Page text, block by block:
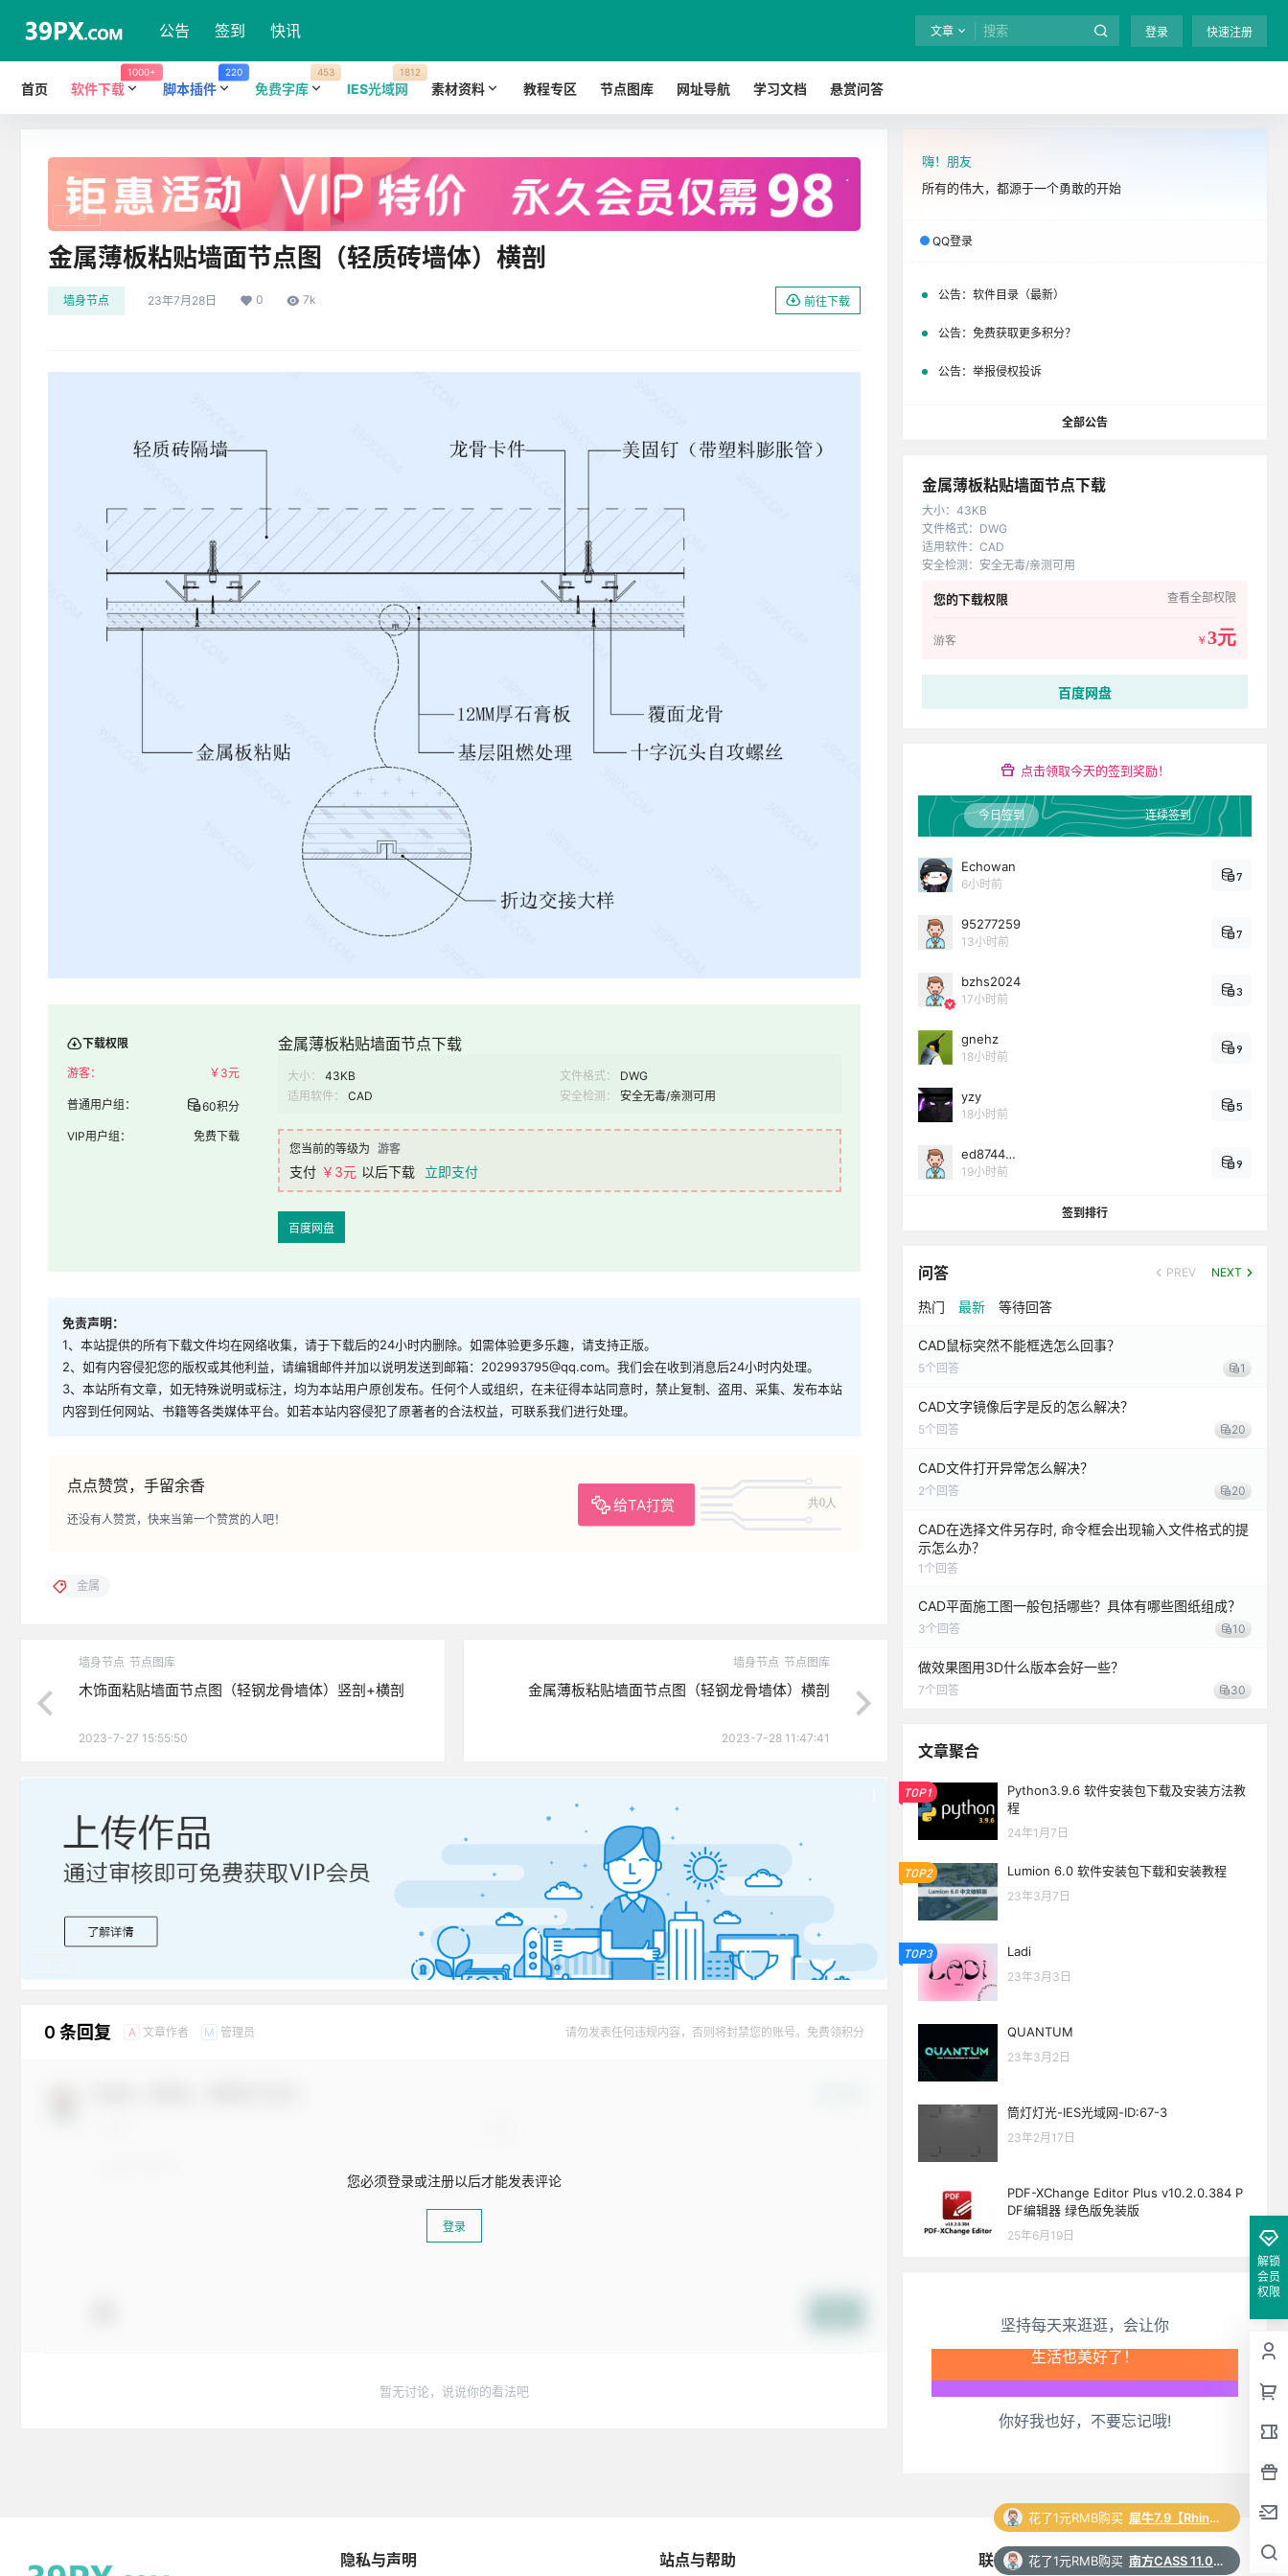
公告 签到 快讯 文章 登录 快速注册
首页 软件下载
1000+
脚本插件
220
免费字库
453
IES光域网
1812
素材资料 教程专区 节点图库 网址导航 学习文档 悬赏问答
. 全站终身免费下载！ 立即开通
广告
金属薄板粘贴墙面节点图（轻质砖墙体）横剖
墙身节点 23年7月28日 0 7k 前往下载
下载权限
游客： ￥ 3元
普通用户组： 60积分
VIP用户组： 免费下载
金属薄板粘贴墙面节点下载
大小： 43KB 文件格式：
DWG
适用软件：
CAD 安全检测： 安全无毒/亲测可用
您当前的等级为 游客
支付 ￥3元 以后下载 立即支付
百度网盘
免责声明：
1、本站提供的所有下载文件均在网络收集，请于下载后的24小时内删除。如需体验更多乐趣，请支持正版。
2、如有内容侵犯您的版权或其他利益，请编辑邮件并加以说明发送到邮箱：202993795@qq.com。我们会在收到消息后24小时内处理。
3、本站所有文章，如无特殊说明或标注，均为本站用户原创发布。任何个人或组织，在未征得本站同意时，禁止复制、盗用、采集、发布本站
内容到任何网站、书籍等各类媒体平台。如若本站内容侵犯了原著者的合法权益，可联系我们进行处理。
点点赞赏，手留余香
给TA打赏 共0人
还没有人赞赏，快来当第一个赞赏的人吧！
金属
墙身节点 节点图库
木饰面粘贴墙面节点图（轻钢龙骨墙体）竖剖+横剖
2023-7-27 15:55:50
墙身节点 节点图库
金属薄板粘贴墙面节点图（轻钢龙骨墙体）横剖
2023-7-28 11:47:41
也想出现在这里？
0 条回复 A 文章作者 M 管理员 请勿发表任何违规内容，否则将封禁您的账号。免费领积分
您必须登录或注册以后才能发表评论
登录
暂无讨论，说说你的看法吧
嗨！朋友
所有的伟大，都源于一个勇敢的开始
QQ登录
公告： 软件目录（最新）
公告： 免费获取更多积分？
公告： 举报侵权投诉
全部公告
金属薄板粘贴墙面节点下载
大小： 43KB
文件格式： DWG
适用软件： CAD
安全检测 ： 安全无毒/亲测可用
您的下载权限 查看全部权限
游客 ￥ 3元
百度网盘
点击领取今天的签到奖励！
今日签到 连续签到
Echowan
6小时前
7
95277259
13小时前
7
bzhs2024
17小时前
3
gnehz
18小时前
9
yzy
18小时前
5
ed8744…
19小时前
9
签到排行
问答 PREV NEXT
热门 最新 等待回答
CAD鼠标突然不能框选怎么回事？
5个回答 1
CAD文字镜像后字是反的怎么解决？
5个回答 20
CAD文件打开异常怎么解决？
2个回答 20
CAD在选择文件另存时, 命令框会出现输入文件格式的提
示怎么办？
1 个回答
CAD平面施工图一般包括哪些？具体有哪些图纸组成？
3个回答 10
做效果图用3D什么版本会好一些？
7个回答 30
文章聚合
TOP1
Python3.9.6 软件安装包下载及安装方法教
程
24年1月7日
TOP2 Lumion 6.0 软件安装包下载和安装教程
23年3月7日
TOP3 Ladi
23年3月3日
QUANTUM
23年3月2日
筒灯灯光-IES光域网-ID:67-3
23年2月17日
PDF-XChange Editor Plus v10.2.0.384 P
DF编辑器 绿色版免装版
25年6月19日
坚持每天来逛逛，会让你
心情也舒畅了！
腿也不痛了！
腰也不酸了！
你好我也好，不要忘记哦!
解锁
会员
权限
隐私与声明 站点与帮助 联系与合作
花了1元RMB购买 犀牛7.9【Rhino7.9破解版】中文破解版下载和安装教程
花了1元RMB购买 南方CASS 11.0 软件安装包下载和安装教程